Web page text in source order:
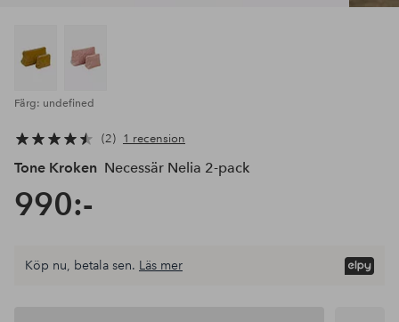
Färg: undefined
2 1 recension
Tone Kroken Necessär Nelia 2-pack
990:-
Köp nu, betala sen. Läs mer